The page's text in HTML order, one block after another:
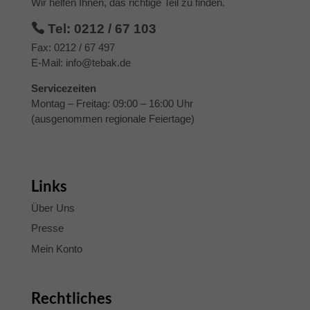
Tel: 0212 / 67 103
Fax: 0212 / 67 497
E-Mail: info@tebak.de
Servicezeiten
Montag – Freitag: 09:00 – 16:00 Uhr
(ausgenommen regionale Feiertage)
Links
Über Uns
Presse
Mein Konto
Rechtliches
Inhalte von Videoplattformen und Social-Media-Plattformen werden
standardmäßig blockiert. Wenn Cookies von externen Medien akzeptiert
werden, bedarf der Zugriff auf diese Inhalte keiner manuellen Einwilligung
mehr.
Datenschutzerklärung